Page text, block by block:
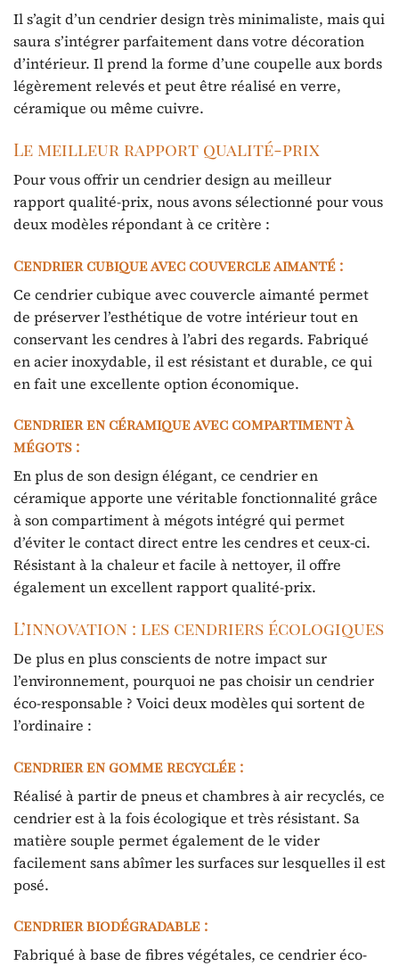
Il s’agit d’un cendrier design très minimaliste, mais qui
saura s’intégrer parfaitement dans votre décoration
d’intérieur. Il prend la forme d’une coupelle aux bords
légèrement relevés et peut être réalisé en verre,
céramique ou même cuivre.
Le meilleur rapport qualité-prix
Pour vous offrir un cendrier design au meilleur
rapport qualité-prix, nous avons sélectionné pour vous
deux modèles répondant à ce critère :
Cendrier cubique avec couvercle aimanté :
Ce cendrier cubique avec couvercle aimanté permet
de préserver l’esthétique de votre intérieur tout en
conservant les cendres à l’abri des regards. Fabriqué
en acier inoxydable, il est résistant et durable, ce qui
en fait une excellente option économique.
Cendrier en céramique avec compartiment à
mégots :
En plus de son design élégant, ce cendrier en
céramique apporte une véritable fonctionnalité grâce
à son compartiment à mégots intégré qui permet
d’éviter le contact direct entre les cendres et ceux-ci.
Résistant à la chaleur et facile à nettoyer, il offre
également un excellent rapport qualité-prix.
L’innovation : les cendriers écologiques
De plus en plus conscients de notre impact sur
l’environnement, pourquoi ne pas choisir un cendrier
éco-responsable ? Voici deux modèles qui sortent de
l’ordinaire :
Cendrier en gomme recyclée :
Réalisé à partir de pneus et chambres à air recyclés, ce
cendrier est à la fois écologique et très résistant. Sa
matière souple permet également de le vider
facilement sans abîmer les surfaces sur lesquelles il est
posé.
Cendrier biodégradable :
Fabriqué à base de fibres végétales, ce cendrier éco-